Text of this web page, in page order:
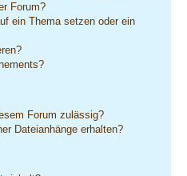
Forum?
ein Thema setzen oder ein
Forum zulässig?
Dateianhänge erhalten?